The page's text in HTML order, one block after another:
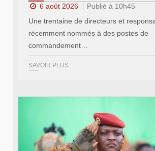
6 août 2026
Publié à 10h45
Une trentaine de directeurs et
récemment nommés à des postes de
commandement…
SAVOIR PLUS